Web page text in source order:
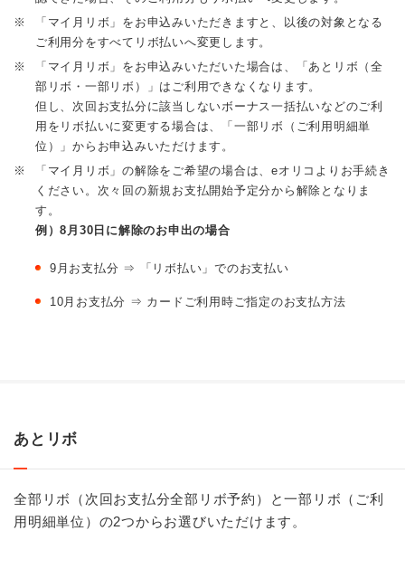
※
「マイ月リボ」をお申込みいただきますと、以後の対象となる
ご利用分をすべてリボ払いへ変更します。
※
「マイ月リボ」をお申込みいただいた場合は、「あとリボ（全
部リボ・一部リボ）」はご利用できなくなります。
但し、次回お支払分に該当しないボーナス一括払いなどのご利
用をリボ払いに変更する場合は、「一部リボ（ご利用明細単
位）」からお申込みいただけます。
※
「マイ月リボ」の解除をご希望の場合は、eオリコよりお手続き
ください。次々回の新規お支払開始予定分から解除となりま
す。
例）8月30日に解除のお申出の場合
9月お支払分 ⇒ 「リボ払い」でのお支払い
10月お支払分 ⇒ カードご利用時ご指定のお支払方法
あとリボ
全部リボ（次回お支払分全部リボ予約）と一部リボ（ご利
用明細単位）の2つからお選びいただけます。